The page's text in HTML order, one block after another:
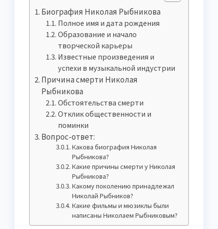
Биография Николая Рыбникова
Полное имя и дата рождения
Образование и начало
творческой карьеры
Известные произведения и
успехи в музыкальной индустрии
Причина смерти Николая
Рыбникова
Обстоятельства смерти
Отклик общественности и
поминки
Вопрос-ответ:
Какова биография Николая
Рыбникова?
Какие причины смерти у Николая
Рыбникова?
Какому поколению принадлежал
Николай Рыбников?
Какие фильмы и мюзиклы были
написаны Николаем Рыбниковым?